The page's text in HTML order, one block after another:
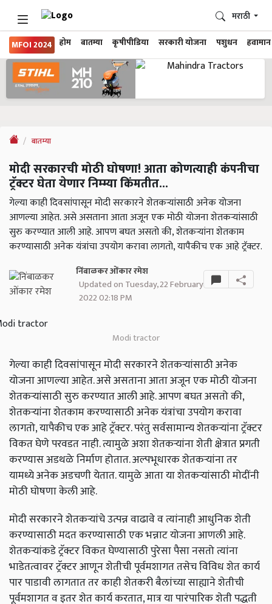
MFOI 2024 होम बातम्या कृषीपीडिया सरकारी योजना पशुधन हवामान
मराठी
बातम्या
मोदी सरकारची मोठी घोषणा! आता कोणत्याही कंपनीचा
ट्रॅक्टर घेता येणार निम्म्या किंमतीत...
गेल्या काही दिवसांपासून मोदी सरकारने शेतकऱ्यांसाठी अनेक योजना
आणल्या आहेत. असे असताना आता अजून एक मोठी योजना शेतकऱ्यांसाठी
सुरु करण्यात आली आहे. आपण बघत असतो की, शेतकऱ्यांना शेतकाम
करण्यासाठी अनेक यंत्रांचा उपयोग करावा लागतो, यापैकीच एक आहे ट्रॅक्टर.
निंबाळकर ओंकार रमेश
Updated on Tuesday, 22 February
2022 02:18 PM
Modi tractor
गेल्या काही दिवसांपासून मोदी सरकारने शेतकऱ्यांसाठी अनेक
योजना आणल्या आहेत. असे असताना आता अजून एक मोठी योजना
शेतकऱ्यांसाठी सुरु करण्यात आली आहे. आपण बघत असतो की,
शेतकऱ्यांना शेतकाम करण्यासाठी अनेक यंत्रांचा उपयोग करावा
लागतो, यापैकीच एक आहे ट्रॅक्टर. परंतु सर्वसामान्य शेतकऱ्यांना ट्रॅक्टर
विकत घेणे परवडत नाही. त्यामुळे अशा शेतकऱ्यांना शेती क्षेत्रात प्रगती
करण्यास अडथळे निर्माण होतात. अल्पभूधारक शेतकऱ्यांना तर
यामध्ये अनेक अडचणी येतात. यामुळे आता या शेतकऱ्यांसाठी मोदींनी
मोठी घोषणा केली आहे.
मोदी सरकारने शेतकऱ्यांचे उत्पन्न वाढावे व त्यांनाही आधुनिक शेती
करण्यासाठी मदत करण्यासाठी एक भन्नाट योजना आणली आहे.
शेतकऱ्यांकडे ट्रॅक्टर विकत घेण्यासाठी पुरेसा पैसा नसतो त्यांना
भाडेतत्वावर ट्रॅक्टर आणून शेतीची पूर्वमशागत तसेच विविध शेत कार्य
पार पाडावी लागतात तर काही शेतकरी बैलांच्या साह्याने शेतीची
पूर्वमशागत व इतर शेत कार्य करतात, मात्र या पारंपारिक शेती पद्धती